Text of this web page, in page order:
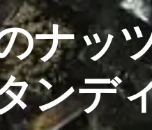
ナッ
ンデ